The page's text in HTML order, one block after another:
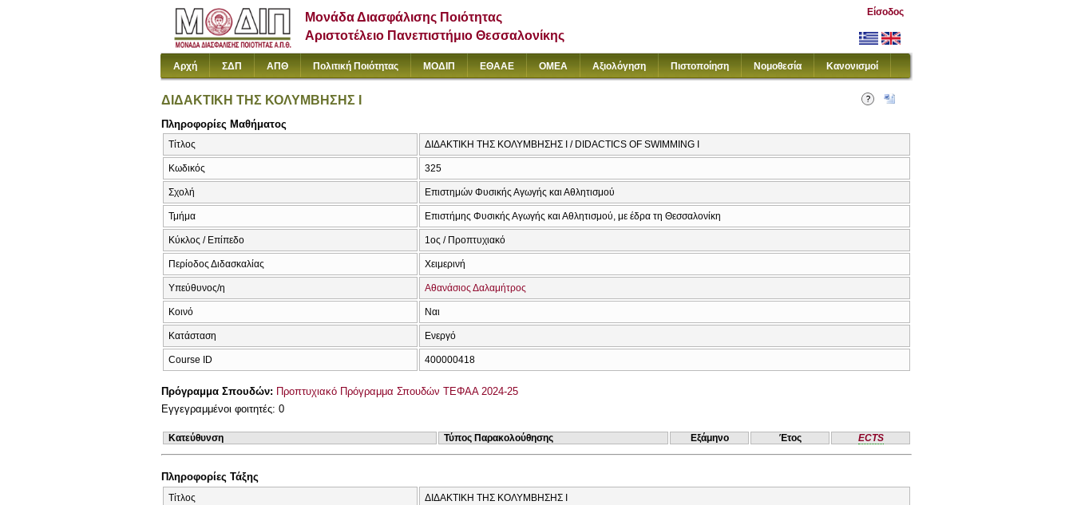
Μονάδα Διασφάλισης Ποιότητας
Αριστοτέλειο Πανεπιστήμιο Θεσσαλονίκης
Είσοδος
Αρχή ΣΔΠ ΑΠΘ Πολιτική Ποιότητας ΜΟΔΙΠ ΕΘΑΑΕ ΟΜΕΑ Αξιολόγηση Πιστοποίηση Νομοθεσία Κανονισμοί
ΔΙΔΑΚΤΙΚΗ ΤΗΣ ΚΟΛΥΜΒΗΣΗΣ Ι
Πληροφορίες Μαθήματος
Τίτλος ΔΙΔΑΚΤΙΚΗ ΤΗΣ ΚΟΛΥΜΒΗΣΗΣ Ι / DIDACTICS OF SWIMMING Ι
Κωδικός 325
Σχολή Επιστημών Φυσικής Αγωγής και Αθλητισμού
Τμήμα Επιστήμης Φυσικής Αγωγής και Αθλητισμού, με έδρα τη Θεσσαλονίκη
Κύκλος / Επίπεδο 1ος / Προπτυχιακό
Περίοδος Διδασκαλίας Χειμερινή
Υπεύθυνος/η Αθανάσιος Δαλαμήτρος
Κοινό Ναι
Κατάσταση Ενεργό
Course ID 400000418
Πρόγραμμα Σπουδών: Προπτυχιακό Πρόγραμμα Σπουδών ΤΕΦΑΑ 2024-25
Εγγεγραμμένοι φοιτητές: 0
Κατεύθυνση Τύπος Παρακολούθησης Εξάμηνο Έτος ECTS
Πληροφορίες Τάξης
Τίτλος ΔΙΔΑΚΤΙΚΗ ΤΗΣ ΚΟΛΥΜΒΗΣΗΣ Ι